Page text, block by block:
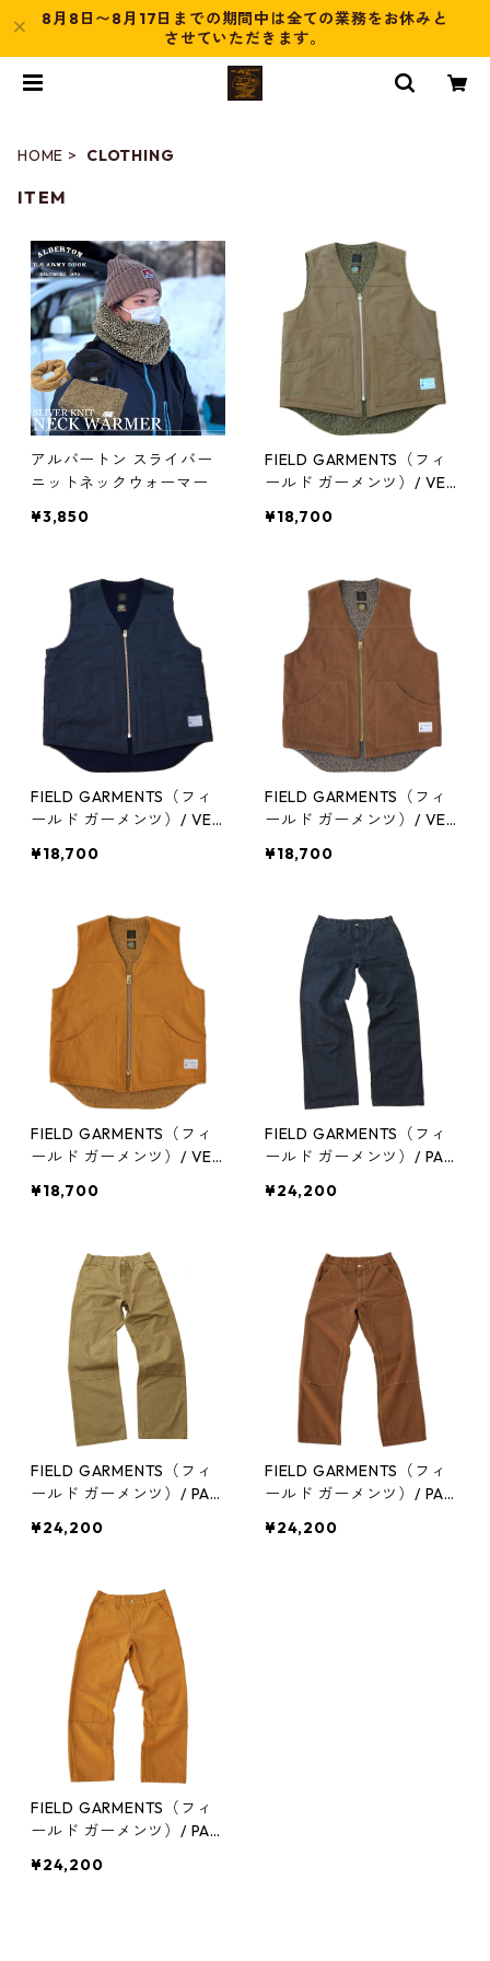
8月8日〜8月17日までの期間中は全ての業務をお休みと
させていただきます。
HOME CLOTHING
ITEM
アルバートン スライバー
ニットネックウォーマー
¥3,850
FIELD GARMENTS（フィ
ールド ガーメンツ）/ VES
（UMAカーキ）
¥18,700
FIELD GARMENTS（フィ
ールド ガーメンツ）/ VES
ビー）
¥18,700
FIELD GARMENTS（フィ
ールド ガーメンツ）/ VES
MY（ブリティッシュアー
¥18,700
FIELD GARMENTS（フィ
ールド ガーメンツ）/ VES
ャメル）
¥18,700
FIELD GARMENTS（フィ
ールド ガーメンツ）/ PAN
イビー）
¥24,200
FIELD GARMENTS（フィ
ールド ガーメンツ）/ PAN
（UMAカーキ））
¥24,200
FIELD GARMENTS（フィ
ールド ガーメンツ）/ PAN
MY（ブリティッシュアー
¥24,200
FIELD GARMENTS（フィ
ールド ガーメンツ）/ PAN
ャメル）
¥24,200